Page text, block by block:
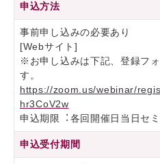
申込方法
事前申し込みの必要あり
[Webサイト]
※お申し込みは下記、登録フ
す。
https://zoom.us/webinar/
hr3CoV2w
申込期限︓各回開催日当日セ
申込受付期間